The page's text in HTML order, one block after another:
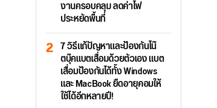
งานครอบคลุม ลดค่าไฟ
ประหยัดพื้นที่
7 วิธีแก้ปัญหาและป้องกันโน๊
ตบุ๊คแบตเสื่อมด้วยตัวเอง แบต
เสื่อมป้องกันได้ทั้ง Windows
และ MacBook ยืดอายุคอมให้
ใช้ได้อีกหลายปี!